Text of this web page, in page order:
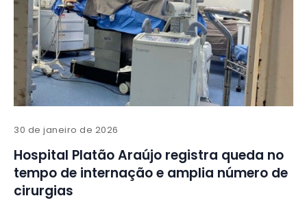
30 de janeiro de 2026
Hospital Platão Araújo registra queda no
tempo de internação e amplia número de
cirurgias